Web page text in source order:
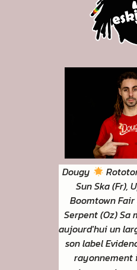
Dougy
Sun Ska (Fr),
Boomtown
Serpent (Oz) Sa
aujourd'hui un
son label